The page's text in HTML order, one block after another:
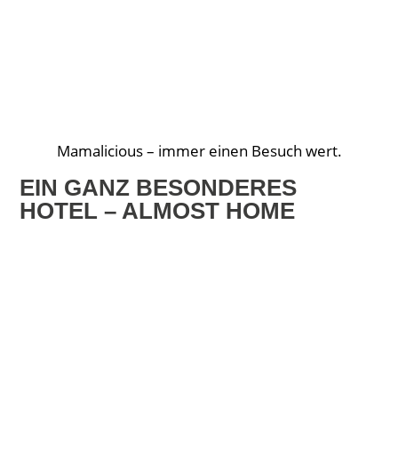
Mamalicious – immer einen Besuch wert.
EIN GANZ BESONDERES
HOTEL – ALMOST HOME